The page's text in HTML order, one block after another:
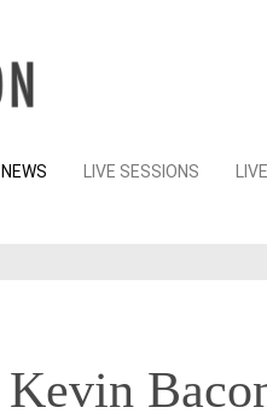
Skip
NEWS LIVE SESSIONS
Kevin